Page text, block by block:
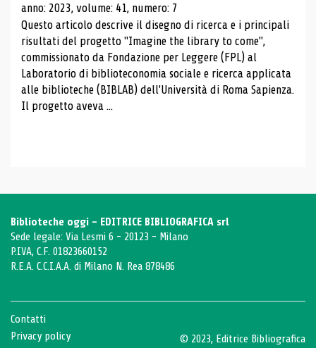
anno: 2023, volume: 41, numero: 7
Questo articolo descrive il disegno di ricerca e i principali
risultati del progetto "Imagine the library to come",
commissionato da Fondazione per Leggere (FPL) al
Laboratorio di biblioteconomia sociale e ricerca applicata
alle biblioteche (BIBLAB) dell'Università di Roma Sapienza.
Il progetto aveva ...
Biblioteche oggi - EDITRICE BIBLIOGRAFICA srl
Sede legale: Via Lesmi 6 - 20123 - Milano
P.IVA, C.F. 01823660152
R.E.A. C.C.I.A.A. di Milano N. Rea 878486
Contatti
Privacy policy
© 2023, Editrice Bibliografica